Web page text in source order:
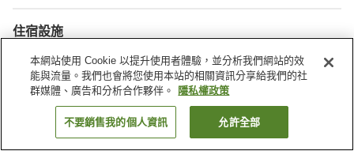
住宿設施
無線網路
餐廳
酒吧
自動販賣機
找客房
本網站使用 Cookie 以提升使用者體驗，並分析我們網站的效
能與流量。我們也會將您使用本站的相關資訊分享給我們的社
群媒體、廣告和分析合作夥伴。
隱私權政策
不要銷售我的個人資訊 允許全部